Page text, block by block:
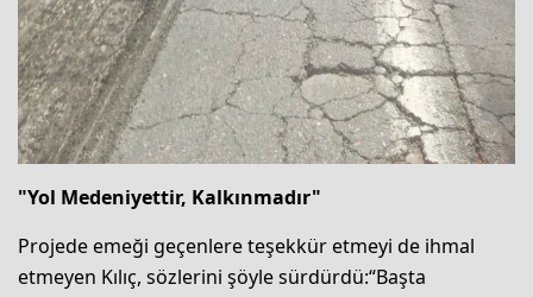
"Yol Medeniyettir, Kalkınmadır"
Projede emeği geçenlere teşekkür etmeyi de ihmal
etmeyen Kılıç, sözlerini şöyle sürdürdü:“Başta